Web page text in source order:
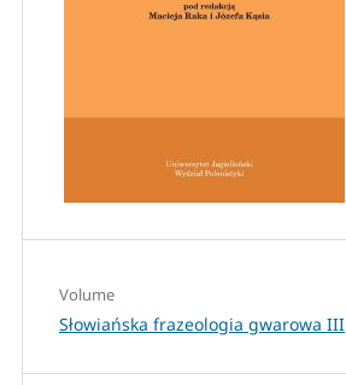
Volume
Słowiańska frazeologia gwarowa III